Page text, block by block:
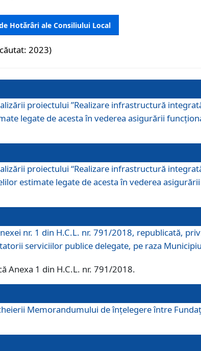
Hotărâri ale Consiliului Local
2023)
proiectului ”Realizare infrastructură
legate de acesta în vederea asigurării
proiectului “Realizare infrastructură
estimate legate de acesta în vederea
nr. 1 din H.C.L. nr. 791/2018, republicată,
serviciilor publice delegate, pe raza
Anexa 1 din H.C.L. nr. 791/2018.
Memorandumului de înțelegere între